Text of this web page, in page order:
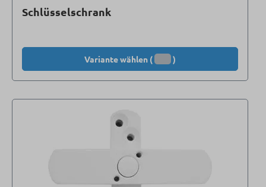
Schlüsselschrank
Variante wählen ( )